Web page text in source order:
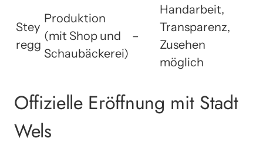
Stey
regg
Produktion
(mit Shop und
Schaubäckerei)
–
Handarbeit,
Transparenz,
Zusehen
möglich
Offizielle Eröffnung mit Stadt
Wels